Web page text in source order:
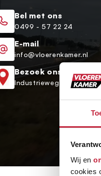
Wij en
cookies
Bel met ons
0499 - 57 22 24
E-mail
info@vloerenkamer.nl
Bezoek ons
Industrieweg 9a